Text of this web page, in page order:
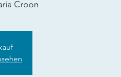
Croon